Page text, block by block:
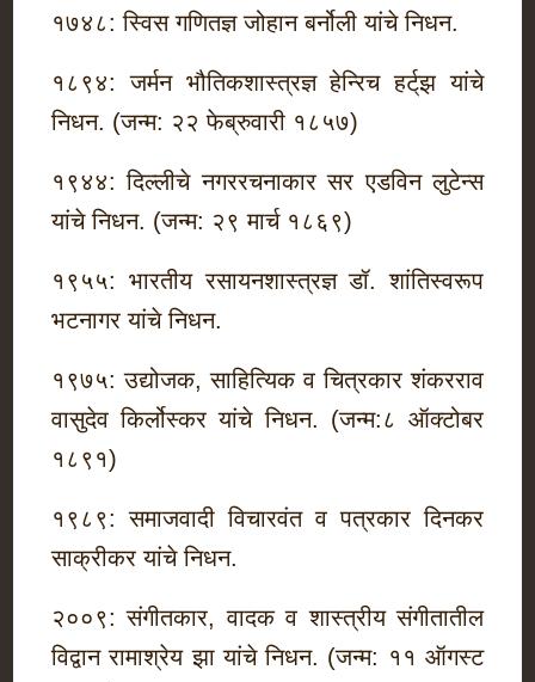
१७४८: स्विस गणितज्ञ जोहान बर्नोली यांचे निधन.
१८९४: जर्मन भौतिकशास्त्रज्ञ हेन्‍रिच हर्ट्‌झ यांचे
निधन. (जन्म: २२ फेब्रुवारी १८५७)
१९४४: दिल्लीचे नगररचनाकार सर एडविन लुटेन्स
यांचे निधन. (जन्म: २९ मार्च १८६९)
१९५५: भारतीय रसायनशास्त्रज्ञ डॉ. शांतिस्वरूप
भटनागर यांचे निधन.
१९७५: उद्योजक, साहित्यिक व चित्रकार शंकरराव
वासुदेव किर्लोस्कर यांचे निधन. (जन्म:८ ऑक्टोबर
१८९१)
१९८९: समाजवादी विचारवंत व पत्रकार दिनकर
साक्रीकर यांचे निधन.
२००९: संगीतकार, वादक व शास्त्रीय संगीतातील
विद्वान रामाश्रेय झा यांचे निधन. (जन्म: ११ ऑगस्ट